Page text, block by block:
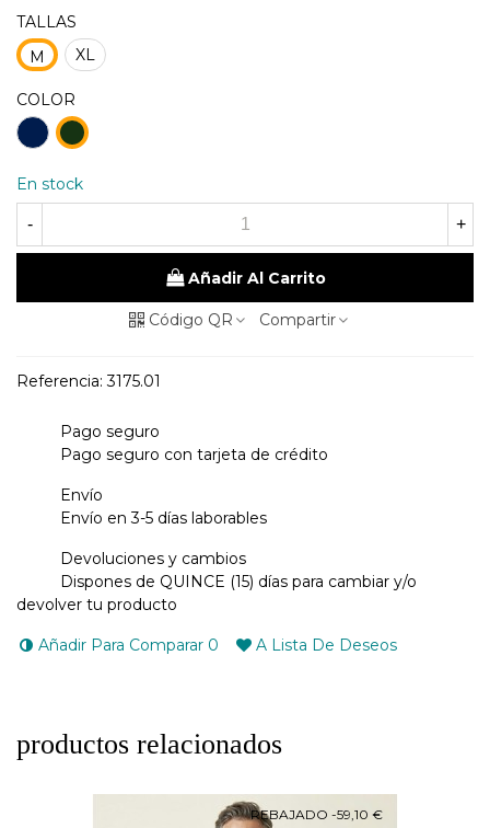
TALLAS
M
XL
COLOR
98
Marino
48
kaky
En stock
- +
Añadir Al Carrito
Código QR Compartir
Referencia: 3175.01
Pago seguro
Pago seguro con tarjeta de crédito
Envío
Envío en 3-5 días laborables
Devoluciones y cambios
Dispones de QUINCE (15) días para cambiar y/o
devolver tu producto
Añadir Para Comparar 0 A Lista De Deseos
productos relacionados
REBAJADO -59,10 €